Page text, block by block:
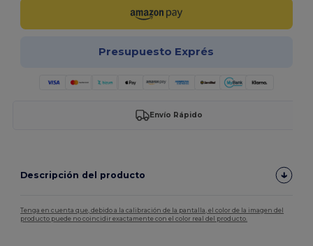
Presupuesto Exprés
Envío Rápido
Descripción del producto
Tenga en cuenta que, debido a la calibración de la pantalla, el color de la imagen del
producto puede no coincidir exactamente con el color real del producto.